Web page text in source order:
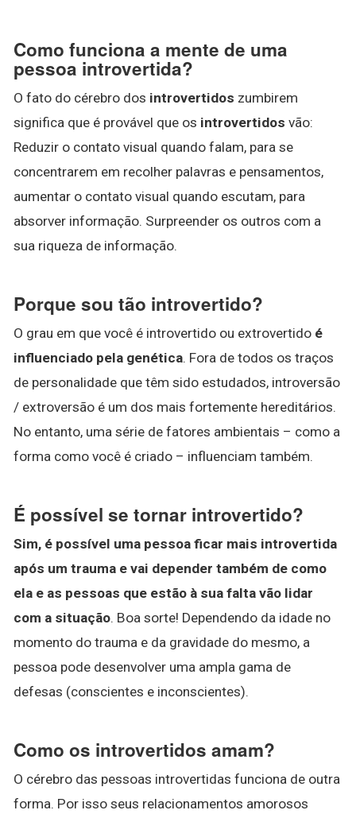
Como funciona a mente de uma
pessoa introvertida?
O fato do cérebro dos introvertidos zumbirem
significa que é provável que os introvertidos vão:
Reduzir o contato visual quando falam, para se
concentrarem em recolher palavras e pensamentos,
aumentar o contato visual quando escutam, para
absorver informação. Surpreender os outros com a
sua riqueza de informação.
Porque sou tão introvertido?
O grau em que você é introvertido ou extrovertido é
influenciado pela genética. Fora de todos os traços
de personalidade que têm sido estudados, introversão
/ extroversão é um dos mais fortemente hereditários.
No entanto, uma série de fatores ambientais – como a
forma como você é criado – influenciam também.
É possível se tornar introvertido?
Sim, é possível uma pessoa ficar mais introvertida
após um trauma e vai depender também de como
ela e as pessoas que estão à sua falta vão lidar
com a situação. Boa sorte! Dependendo da idade no
momento do trauma e da gravidade do mesmo, a
pessoa pode desenvolver uma ampla gama de
defesas (conscientes e inconscientes).
Como os introvertidos amam?
O cérebro das pessoas introvertidas funciona de outra
forma. Por isso seus relacionamentos amorosos